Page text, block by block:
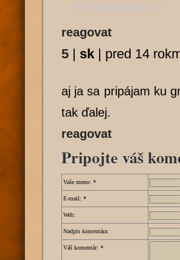
Povzbudzovaniu :P
reagovat
5 | sk | pred 14
aj ja sa pripájam ku
tak ďalej.
reagovat
Pripojte váš
Vaše meno: *
E-mail: *
Web:
Nadpis komentára:
Váš komentár: *